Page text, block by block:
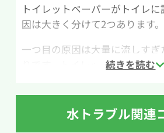
作業手順は次の通りです。ま
高い場合は、バケツなどで水を
かけ、その上からクエン酸を
50℃ほどのお湯をゆっくり注ぐ
トイレットペーパーがトイレ
因は大きく分けて2つあります。
一つ目の原因は大量に流しすぎ
りです。トイレットペーパーは
ですが一度に大量のトイレッ
のは詰まりの原因になるため注
水トラブル関連